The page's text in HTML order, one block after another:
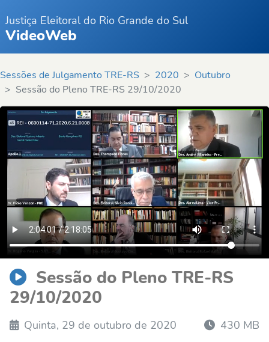
Justiça Eleitoral do Rio Grande do Sul
VideoWeb
Sessões de Julgamento TRE-RS 2020
Outubro
Sessão do Pleno TRE-RS 29/10/2020
Sessão do Pleno TRE-RS
29/10/2020
Quinta, 29 de outubro de 2020 430 MB